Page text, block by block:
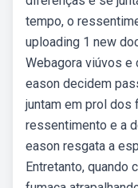
tempo, o
uploading 1 new
Webagora viúvos e
eason decidem
juntam em prol dos
ressentimento e a
eason resgata a
Entretanto, quando